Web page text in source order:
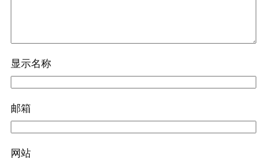
显示名称
邮箱
网站